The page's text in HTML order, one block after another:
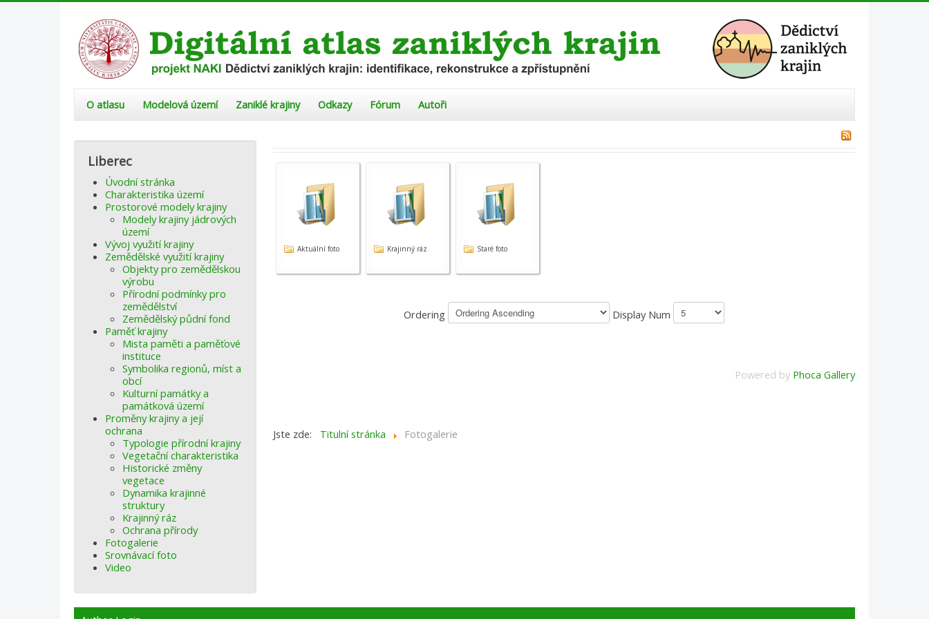
O atlasu Modelová území Zaniklé krajiny Odkazy Fórum Autoři
Liberec
Úvodní stránka
Charakteristika území
Prostorové modely krajiny
Modely krajiny jádrových
území
Vývoj využití krajiny
Zemědělské využití krajiny
Objekty pro zemědělskou
výrobu
Přírodní podmínky pro
zemědělství
Zemědělský půdní fond
Paměť krajiny
Mista paměti a paměťové
instituce
Symbolika regionů, míst a
obcí
Kulturní památky a
památková území
Proměny krajiny a její
ochrana
Typologie přírodní krajiny
Vegetační charakteristika
Historické změny
vegetace
Dynamika krajinné
struktury
Krajinný ráz
Ochrana přírody
Fotogalerie
Srovnávací foto
Video
Aktuální foto Krajinný ráz Staré foto
Ordering Display Num
Powered by Phoca Gallery
Jste zde: Titulní stránka Fotogalerie